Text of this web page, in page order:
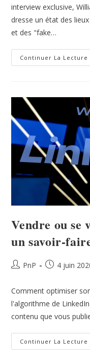
interview exclusive,
dresse un état des
et des "fake…
Continuer La Lecture
Vendre ou se
un savoir-
PnP 4 juin
Comment optimiser
l'algorithme de
contenu que vous
Continuer La Lecture